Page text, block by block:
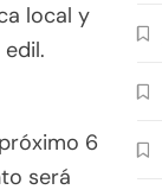
local y
6
será